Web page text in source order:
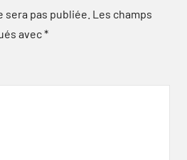
pas publiée. Les champs
avec*